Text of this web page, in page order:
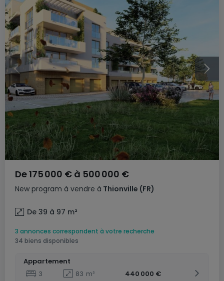
New program à vendre à Thionville (FR)
De175 000 € à 500 000 €
De 39 à 97 m²
3 annonces correspondent à votre recherche
34 biens disponibles
Appartement
3
83 m²
440 000 €